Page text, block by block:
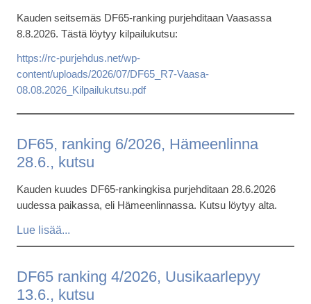
Kauden seitsemäs DF65-ranking purjehditaan Vaasassa
8.8.2026. Tästä löytyy kilpailukutsu:
https://rc-purjehdus.net/wp-
content/uploads/2026/07/DF65_R7-Vaasa-
08.08.2026_Kilpailukutsu.pdf
DF65, ranking 6/2026, Hämeenlinna
28.6., kutsu
Kauden kuudes DF65-rankingkisa purjehditaan 28.6.2026
uudessa paikassa, eli Hämeenlinnassa. Kutsu löytyy alta.
DF65 ranking 4/2026, Uusikaarlepyy
13.6., kutsu